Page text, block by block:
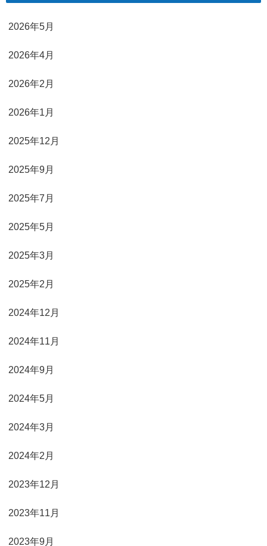
2026年5月
2026年4月
2026年2月
2026年1月
2025年12月
2025年9月
2025年7月
2025年5月
2025年3月
2025年2月
2024年12月
2024年11月
2024年9月
2024年5月
2024年3月
2024年2月
2023年12月
2023年11月
2023年9月